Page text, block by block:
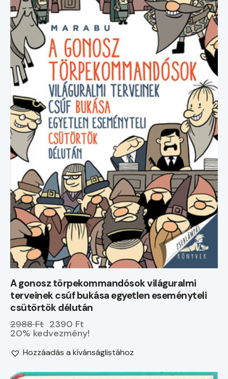
A gonosz törpekommandósok világuralmi
terveinek csúf bukása egyetlen eseményteli
csütörtök délután
2988 Ft 2390 Ft
20% kedvezmény!
Hozzáadás a kívánságlistához